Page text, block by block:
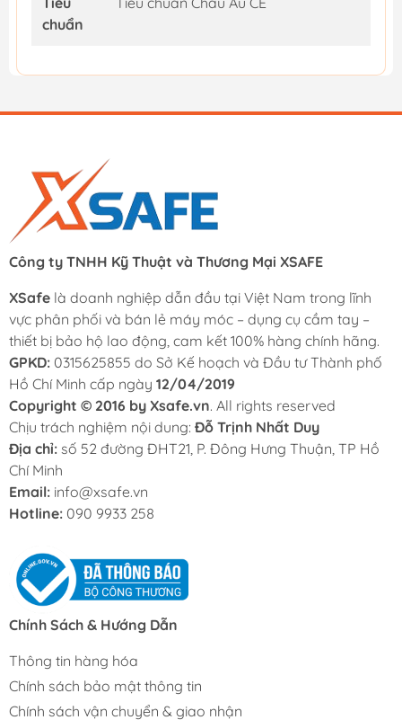
chuẩn
Công ty TNHH Kỹ Thuật và Thương Mại XSAFE
XSafe là doanh nghiệp dẫn đầu tại Việt Nam trong lĩnh
vực phân phối và bán lẻ máy móc – dụng cụ cầm tay –
thiết bị bảo hộ lao động, cam kết 100% hàng chính hãng.
GPKD: 0315625855 do Sở Kế hoạch và Đầu tư Thành phố
Hồ Chí Minh cấp ngày 12/04/2019
Copyright © 2016 by Xsafe.vn. All rights reserved
Chịu trách nghiệm nội dung: Đỗ Trịnh Nhất Duy
Địa chỉ: số 52 đường ĐHT21, P. Đông Hưng Thuận, TP Hồ
Chí Minh
Email: info@xsafe.vn
Hotline: 090 9933 258
Chính Sách & Hướng Dẫn
Thông tin hàng hóa
Chính sách bảo mật thông tin
Chính sách vận chuyển & giao nhận